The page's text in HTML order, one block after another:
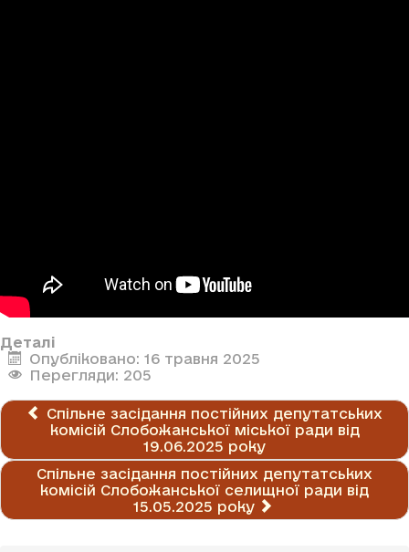
Деталі
Опубліковано: 16 травня 2025
Перегляди: 205
Спільне засідання постійних депутатських
комісій Слобожанської міської ради від
19.06.2025 року
Спільне засідання постійних депутатських
комісій Слобожанської селищної ради від
15.05.2025 року